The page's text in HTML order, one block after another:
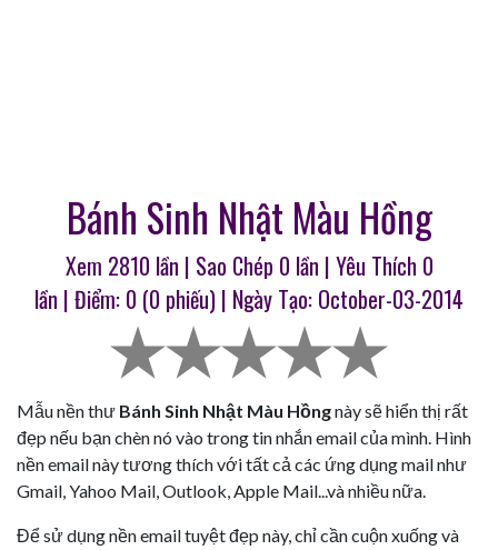
Bánh Sinh Nhật Màu Hồng
Xem 2810 lần | Sao Chép 0 lần | Yêu Thích 0
lần | Điểm: 0 (0 phiếu) | Ngày Tạo: October-03-2014
Mẫu nền thư Bánh Sinh Nhật Màu Hồngnày sẽ hiển thị rất
đẹp nếu bạn chèn nó vào trong tin nhắn email của mình. Hình
nền email này tương thích với tất cả các ứng dụng mail như
Gmail, Yahoo Mail, Outlook, Apple Mail...và nhiều nữa.
Để sử dụng nền email tuyệt đẹp này, chỉ cần cuộn xuống và